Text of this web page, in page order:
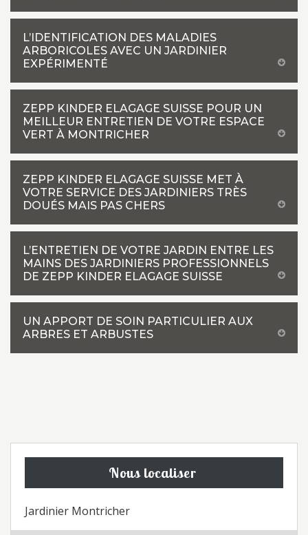
L’IDENTIFICATION DES MALADIES
ARBORICOLES AVEC UN JARDINIER
EXPÉRIMENTÉ
ZEPP KINDER ELAGAGE SUISSE POUR UN
MEILLEUR ENTRETIEN DE VOTRE ESPACE
VERT À MONTRICHER
ZEPP KINDER ELAGAGE SUISSE MET À
VOTRE SERVICE DES JARDINIERS TRÈS
DOUÉS MAIS PAS CHERS
L’ENTRETIEN DE VOTRE JARDIN ENTRE LES
MAINS DES JARDINIERS PROFESSIONNELS
DE ZEPP KINDER ELAGAGE SUISSE
UN APPORT DE SOIN PARTICULIER AUX
ARBRES ET ARBUSTES
Nous localiser
Jardinier Montricher